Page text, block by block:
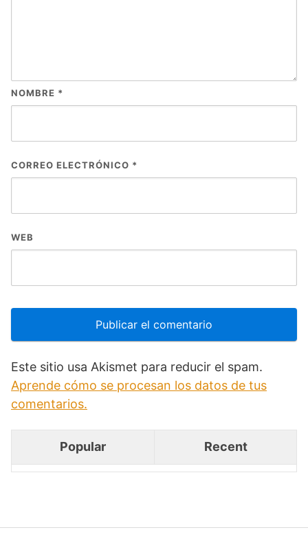
NOMBRE *
CORREO ELECTRÓNICO *
WEB
Este sitio usa Akismet para reducir el spam.
Aprende cómo se procesan los datos de tus
comentarios.
Popular Recent